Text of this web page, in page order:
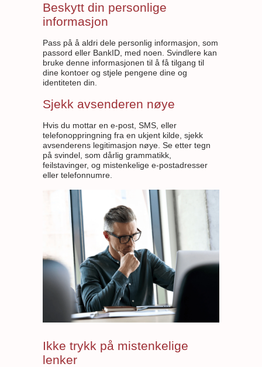
Beskytt din personlige
informasjon
Pass på å aldri dele personlig informasjon, som
passord eller BankID, med noen. Svindlere kan
bruke denne informasjonen til å få tilgang til
dine kontoer og stjele pengene dine og
identiteten din.
Sjekk avsenderen nøye
Hvis du mottar en e-post, SMS, eller
telefonoppringning fra en ukjent kilde, sjekk
avsenderens legitimasjon nøye. Se etter tegn
på svindel, som dårlig grammatikk,
feilstavinger, og mistenkelige e-postadresser
eller telefonnumre.
Ikke trykk på mistenkelige
lenker